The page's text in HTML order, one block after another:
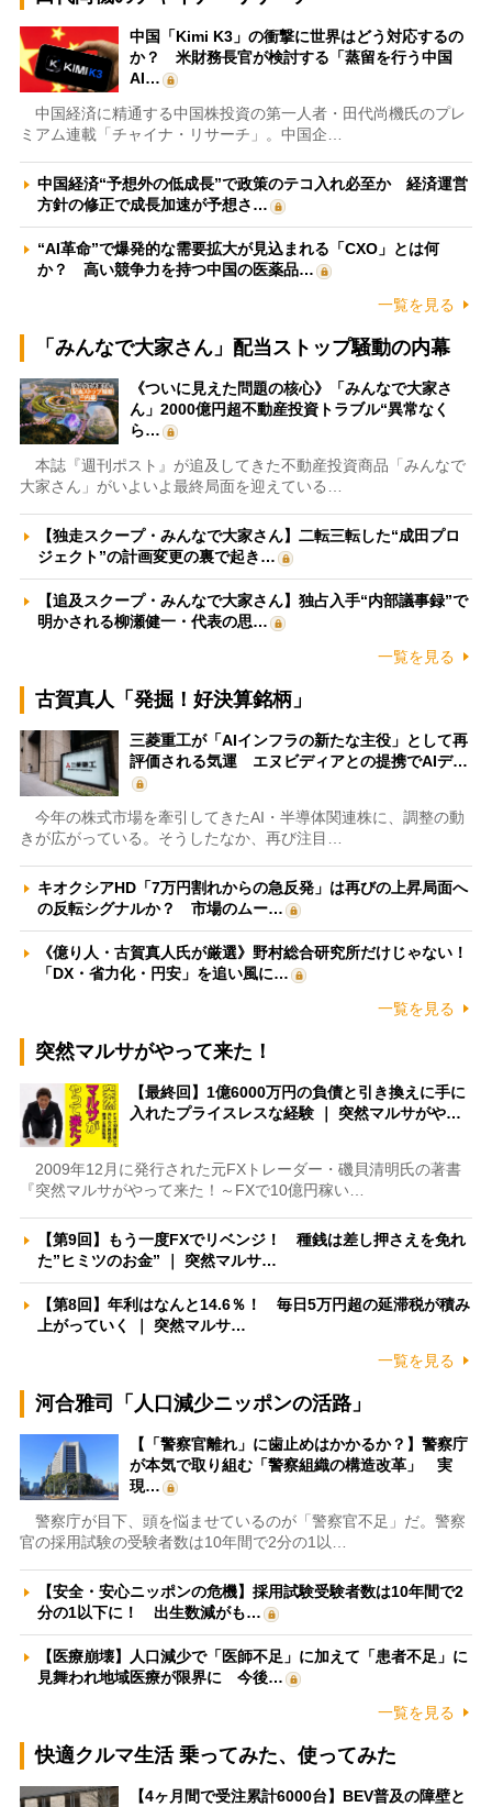
中国「Kimi K3」の衝撃に世界はどう対応するの
か？ 米財務長官が検討する「蒸留を行う中国
AI…
中国経済に精通する中国株投資の第一人者・田代尚機氏のプレ
ミアム連載「チャイナ・リサーチ」。中国企…
中国経済“予想外の低成長”で政策のテコ入れ必至か 経済運営
方針の修正で成長加速が予想さ…
“AI革命”で爆発的な需要拡大が見込まれる「CXO」とは何
か？ 高い競争力を持つ中国の医薬品…
一覧を見る
「みんなで大家さん」配当ストップ騒動の内幕
《ついに見えた問題の核心》「みんなで大家さ
ん」2000億円超不動産投資トラブル“異常なく
ら…
本誌『週刊ポスト』が追及してきた不動産投資商品「みんなで
大家さん」がいよいよ最終局面を迎えている…
【独走スクープ・みんなで大家さん】二転三転した“成田プロ
ジェクト”の計画変更の裏で起き…
【追及スクープ・みんなで大家さん】独占入手“内部議事録”で
明かされる柳瀬健一・代表の思…
一覧を見る
古賀真人「発掘！好決算銘柄」
三菱重工が「AIインフラの新たな主役」として再
評価される気運 エヌビディアとの提携でAIデ…
今年の株式市場を牽引してきたAI・半導体関連株に、調整の動
きが広がっている。そうしたなか、再び注目…
キオクシアHD「7万円割れからの急反発」は再びの上昇局面へ
の反転シグナルか？ 市場のムー…
《億り人・古賀真人氏が厳選》野村総合研究所だけじゃない！
「DX・省力化・円安」を追い風に…
一覧を見る
突然マルサがやって来た！
【最終回】1億6000万円の負債と引き換えに手に
入れたプライスレスな経験 ｜ 突然マルサがや…
2009年12月に発行された元FXトレーダー・磯貝清明氏の著書
『突然マルサがやって来た！～FXで10億円稼い…
【第9回】もう一度FXでリベンジ！ 種銭は差し押さえを免れ
た”ヒミツのお金” ｜ 突然マルサ…
【第8回】年利はなんと14.6％！ 毎日5万円超の延滞税が積み
上がっていく ｜ 突然マルサ…
一覧を見る
河合雅司「人口減少ニッポンの活路」
【「警察官離れ」に歯止めはかかるか？】警察庁
が本気で取り組む「警察組織の構造改革」 実
現…
警察庁が目下、頭を悩ませているのが「警察官不足」だ。警察
官の採用試験の受験者数は10年間で2分の1以…
【安全・安心ニッポンの危機】採用試験受験者数は10年間で2
分の1以下に！ 出生数減がも…
【医療崩壊】人口減少で「医師不足」に加えて「患者不足」に
見舞われ地域医療が限界に 今後…
一覧を見る
快適クルマ生活 乗ってみた、使ってみた
【4ヶ月間で受注累計6000台】BEV普及の障壁と